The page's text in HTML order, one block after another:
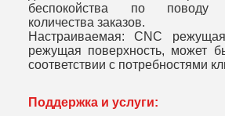
беспокойства по поводу
количества заказов.
Настраиваемая: CNC
режущая поверхность, может
соответствии с потребностями
Поддержка и услуги: